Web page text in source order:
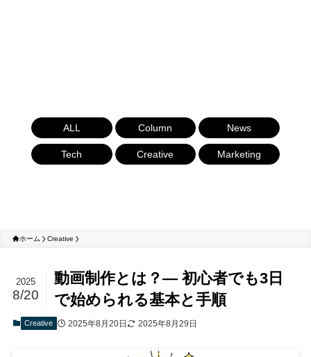
ALL Column News
Tech Creative Marketing
ホーム Creative
動画制作とは？— 初心者でも3日
で始められる基本と手順
2025
8/20
Creative 2025年8月20日 2025年8月29日